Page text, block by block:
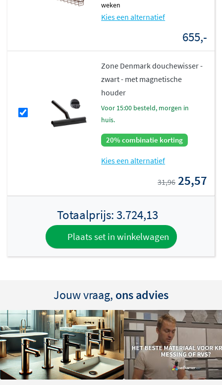
weken
Kies een alternatief
655,-
Zone Denmark douchewisser -
zwart - met magnetische
houder
voor 15:00 besteld, morgen in
huis.
20% combinatie korting
Kies een alternatief
31,96 25,57
Totaalprijs:3.724,13
Plaats set in winkelwagen
Jouw vraag, ons advies